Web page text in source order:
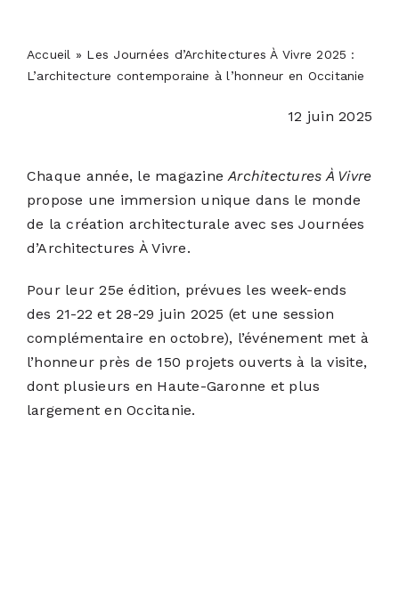
Accueil » Les Journées d’Architectures À Vivre 2025 :
L’architecture contemporaine à l’honneur en Occitanie
12 juin 2025
Chaque année, le magazineArchitectures À Vivre
propose une immersion unique dans le monde
de la création architecturale avec ses Journées
d’Architectures À Vivre.
Pour leur 25e édition, prévues les week-ends
des 21-22 et 28-29 juin 2025 (et une session
complémentaire en octobre), l’événement met à
l’honneur près de 150 projets ouverts à la visite,
dont plusieurs en Haute-Garonne et plus
largement en Occitanie.
ACTUALITÉS